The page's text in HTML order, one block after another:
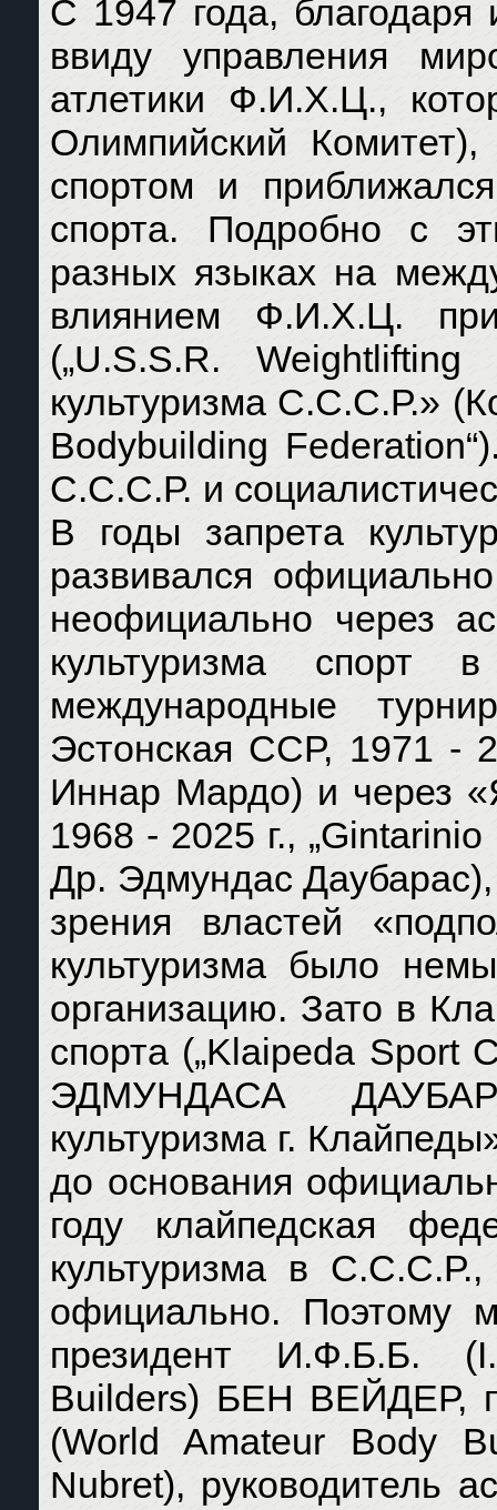
С 1947 года,
ввиду управления
атлетики Ф.И.Х.Ц.,
Олимпийский
спортом и
спорта. Подробно с
разных языках на
влиянием Ф.И.Х.Ц.
(„U.S.S.R.
культуризма С.С.С.Р.»
Bodybuilding
С.С.С.Р. и
В годы запрета
развивался
неофициально через
культуризма спорт
международные
Эстонская ССР, 1971 -
Иннар Мардо) и через
1968 - 2025 г.,
Др. Эдмундас Даубарас),
зрения властей
культуризма было
организацию. Зато в
спорта („Klaipeda Sport
ЭДМУНДАСА
культуризма г.
до основания
году клайпедская
культуризма в
официально. Поэтому
президент И.Ф.Б.Б.
Builders) БЕН ВЕЙДЕР,
(World Amateur Body
Nubret),